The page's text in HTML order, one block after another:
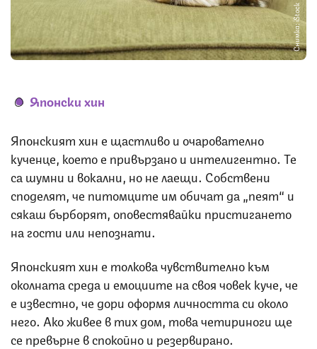
Снимка: iStock
Японски хин
Японският хин е щастливо и очарователно
кученце, което е привързано и интелигентно. Те
са шумни и вокални, но не лаещи. Собствени
споделят, че питомците им обичат да „пеят“ и
сякаш бърборят, оповестявайки пристигането
на гости или непознати.
Японският хин е толкова чувствително към
околната среда и емоциите на своя човек куче, че
е известно, че дори оформя личността си около
него. Ако живее в тих дом, това четириноги ще
се превърне в спокойно и резервирано.